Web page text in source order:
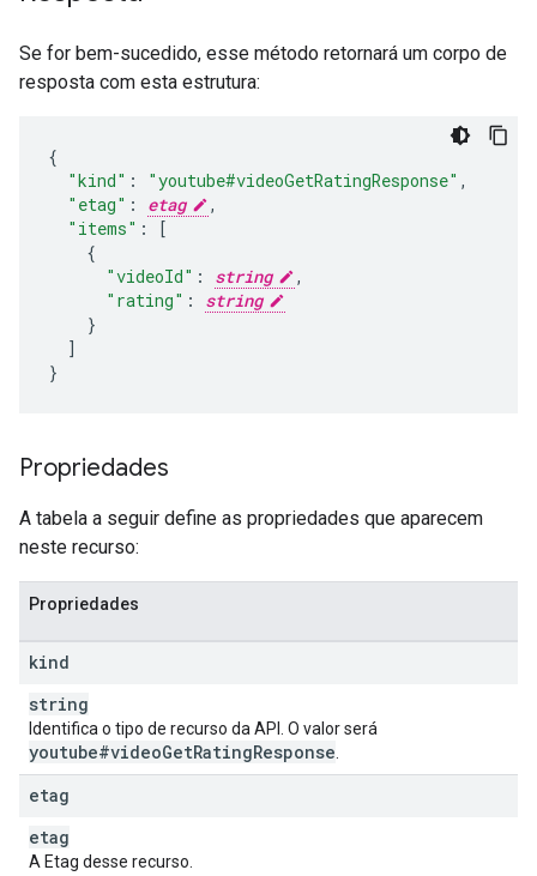
Se for bem-sucedido, esse método retornará um corpo de
resposta com esta estrutura:
{
"kind" : "youtube#videoGetRatingResponse" ,
"etag" : etag
,
"items" :
[
{
"videoId" : string
,
"rating" :
string
}
]
}
Propriedades
A tabela a seguir define as propriedades que aparecem
neste recurso:
Propriedades
kind
string
Identifica o tipo de recurso da API. O valor será
youtube#videoGetRatingResponse
etag
etag
A Etag desse recurso.